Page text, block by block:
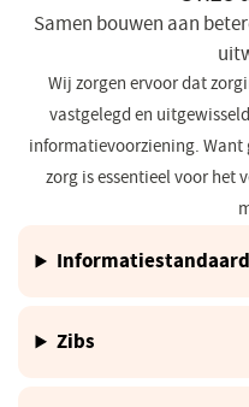
Samen bouwen aan
Wij zorgen ervoor dat
vastgelegd en
informatievoorziening.
zorg is essentieel voor het
Zibs